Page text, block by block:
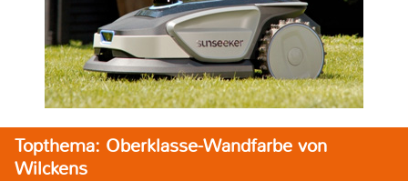
Topthema: Oberklasse-Wandfarbe von
Wilckens